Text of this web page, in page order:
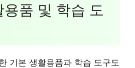
품 및 학습 도
기본 생활용품과 학습 도구도